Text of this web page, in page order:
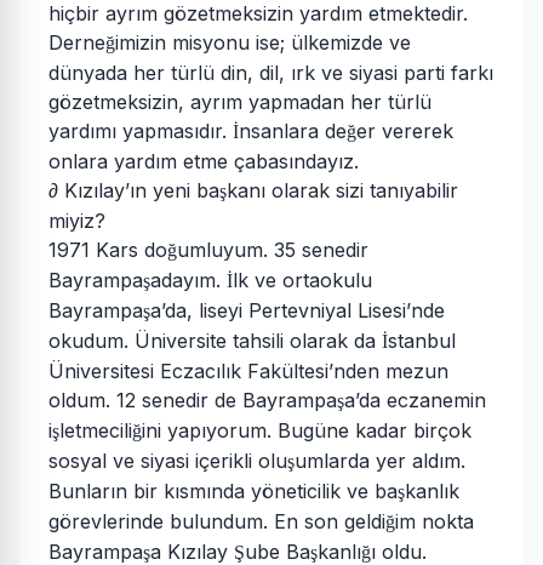
hiçbir ayrım gözetmeksizin yardım etmektedir.
Derneğimizin misyonu ise; ülkemizde ve
dünyada her türlü din, dil, ırk ve siyasi parti farkı
gözetmeksizin, ayrım yapmadan her türlü
yardımı yapmasıdır. İnsanlara değer vererek
onlara yardım etme çabasındayız.
∂ Kızılay’ın yeni başkanı olarak sizi tanıyabilir
miyiz?
1971 Kars doğumluyum. 35 senedir
Bayrampaşadayım. İlk ve ortaokulu
Bayrampaşa’da, liseyi Pertevniyal Lisesi’nde
okudum. Üniversite tahsili olarak da İstanbul
Üniversitesi Eczacılık Fakültesi’nden mezun
oldum. 12 senedir de Bayrampaşa’da eczanemin
işletmeciliğini yapıyorum. Bugüne kadar birçok
sosyal ve siyasi içerikli oluşumlarda yer aldım.
Bunların bir kısmında yöneticilik ve başkanlık
görevlerinde bulundum. En son geldiğim nokta
Bayrampaşa Kızılay Şube Başkanlığı oldu.